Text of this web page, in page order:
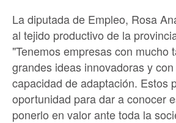
La diputada de Empleo, Rosa
al tejido productivo de la
"Tenemos empresas con mucho
grandes ideas innovadoras y
capacidad de adaptación. Estos
oportunidad para dar a conocer
ponerlo en valor ante toda la